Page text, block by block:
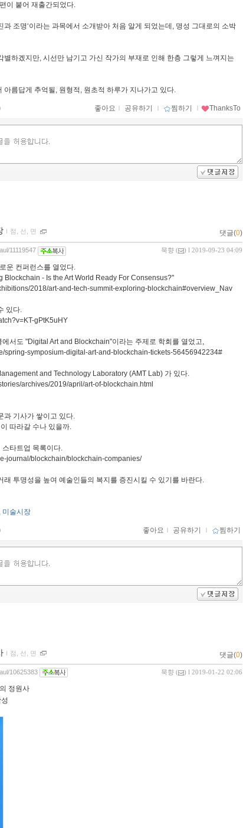
이 붙어 재출간되었다.
과 조명‘이라는 과목에서 소개받아 처음 알게 되었는데, 명성 그대로의 소박
별하겠지만, 시선만 남기고 가신 작가의 부재로 인해 한층 그렇게 느껴지는
아름답게 추억될, 원형적, 원초적 하루가 지나가고 있다.
좋아요 ｌ 공유하기 ｌ 찜하기 ｌ ThanksTo
ｌ 점, 선, 면 댓글(0)
묵향 ( ) l 2019-09-23 04:09
11119547
운 컨퍼런스를 열었다.
Blockchain - Is the Art World Ready For Consensus?"
2018/art-and-tech-summit-exploring-blockchain#overview_Nav
있다.
gPtK5uHY
서도 "Digital Art and Blockchain"이라는 주제로 학회를 열었고,
spring-symposium-digital-art-and-blockchain-tickets-56456942234#
and Technology Laboratory (AMT Lab) 가 있다.
archives/2019/april/art-of-blockchain.html
과 기사가 쌓이고 있다.
따라갈 수나 있을까.
타트업 목록이다.
journal/blockchain/blockchain-companies/
래 투명성을 높여 예술인들의 복지를 증진시킬 수 있기를 바란다.
미술시장
좋아요 ｌ 공유하기 ｌ 찜하기
ｌ 점, 선, 면 댓글(0)
묵향 ( ) l 2019-01-22 02:06
10625383
정원사